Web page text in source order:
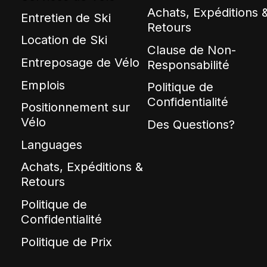
Entretien de Ski
Location de Ski
Entreposage de Vélo
Emplois
Positionnement sur
Vélo
Languages
Achats, Expéditions &
Retours
Politique de
Confidentialité
Politique de Prix
Achats, Expéditions
Retours
Clause de Non-
Responsabilité
Politique de
Confidentialité
Des Questions?